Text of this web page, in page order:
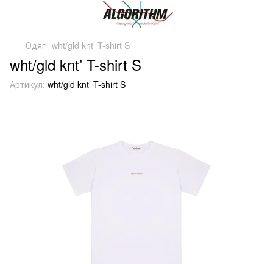
Одяг wht/gld knt’ T-shirt S
wht/gld knt’ T-shirt S
Артикул: wht/gld knt’ T-shirt S